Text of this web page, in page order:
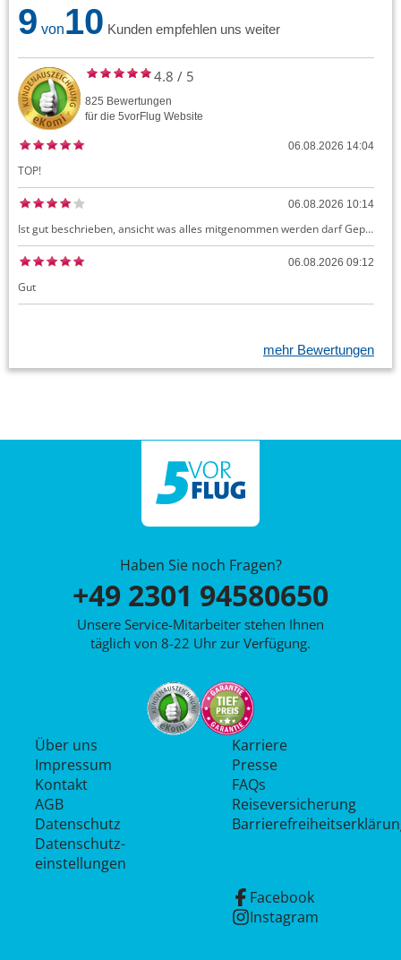
9 von10 Kunden empfehlen uns weiter
4.8 / 5
825 Bewertungen
für die 5vorFlug Website
06.08.2026 14:04
TOP!
06.08.2026 10:14
Ist gut beschrieben, ansicht was alles mitgenommen werden darf Gepäck dürfte auch kostenloses Handgepäck umfassen, ansonsten sehr easy zu machen
06.08.2026 09:12
Gut
mehr Bewertungen
Haben Sie noch Fragen?
+49 2301 94580650
Unsere Service-Mitarbeiter stehen Ihnen
täglich von 8-22 Uhr zur Verfügung.
Über uns
Impressum
Kontakt
AGB
Datenschutz
Datenschutz­
einstellungen
Karriere
Presse
FAQs
Reiseversicherung
Facebook
Instagram